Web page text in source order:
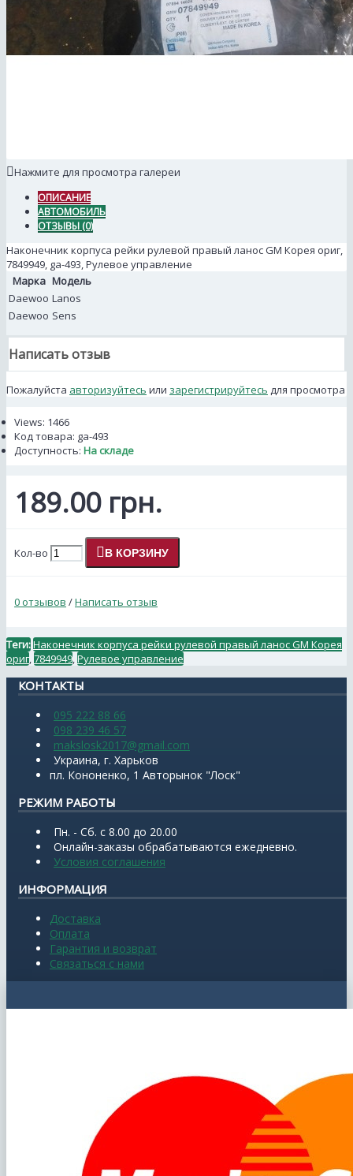
Нажмите для просмотра галереи
ОПИСАНИЕ
АВТОМОБИЛЬ
ОТЗЫВЫ (0)
Наконечник корпуса рейки рулевой правый ланос GM Корея ориг,
7849949, ga-493, Рулевое управление
Марка Модель
Daewoo Lanos
Daewoo Sens
Написать отзыв
Пожалуйста авторизуйтесь или зарегистрируйтесь для просмотра
Views: 1466
Код товара: ga-493
Доступность: На складе
189.00 грн.
Кол-во В КОРЗИНУ
0 отзывов /Написать отзыв
Теги:Наконечник корпуса рейки рулевой правый ланос GM Корея
ориг 7849949 Рулевое управление
КОНТАКТЫ
095 222 88 66
098 239 46 57
makslosk2017@gmail.com
Украина, г. Харьков
пл. Кононенко, 1 Авторынок "Лоск"
РЕЖИМ РАБОТЫ
Пн. - Сб. с 8.00 до 20.00
Онлайн-заказы обрабатываются ежедневно.
Условия соглашения
ИНФОРМАЦИЯ
Доставка
Оплата
Гарантия и возврат
Связаться с нами